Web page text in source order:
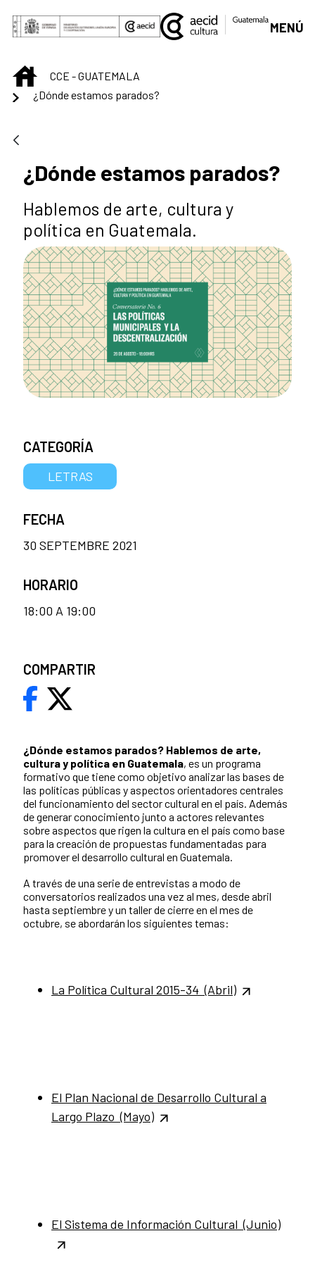
Saut au contenu principal
MENÚ
INICIOCCE - GUATEMALA
¿Dónde estamos parados?
¿Dónde estamos parados?
Hablemos de arte, cultura y
política en Guatemala.
¿Dónde estamos parados? Hablemos de arte,
cultura y política en Guatemala, es un programa
formativo que tiene como objetivo analizar las bases de
las políticas públicas y aspectos orientadores centrales
del funcionamiento del sector cultural en el país. Además
de generar conocimiento junto a actores relevantes
sobre aspectos que rigen la cultura en el país como base
para la creación de propuestas fundamentadas para
promover el desarrollo cultural en Guatemala.
A través de una serie de entrevistas a modo de
conversatorios realizados una vez al mes, desde abril
hasta septiembre y un taller de cierre en el mes de
octubre, se abordarán los siguientes temas:
La Política Cultural 2015-34 (Abril)
El Plan Nacional de Desarrollo Cultural a
Largo Plazo (Mayo)
El Sistema de Información Cultural (Junio)
CATEGORÍA
LETRAS
FECHA
30 SEPTEMBRE 2021
HORARIO
18:00 A 19:00
COMPARTIR